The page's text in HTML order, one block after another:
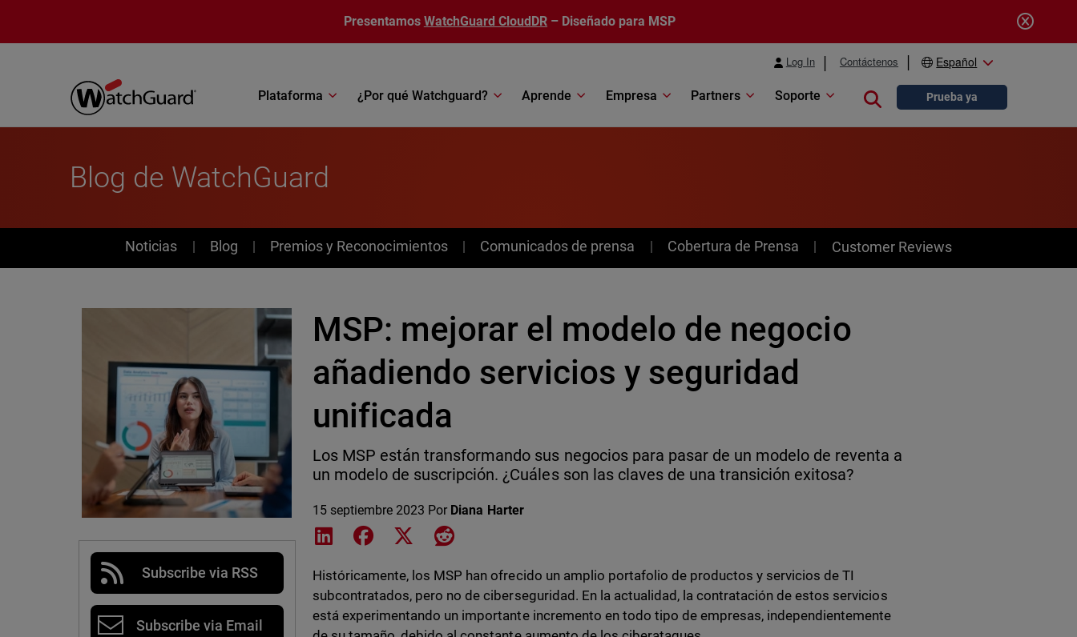
Presentamos WatchGuard CloudDR – Diseñado para MSP
Log In Contáctenos Español
Plataforma ¿Por qué Watchguard? Aprende Empresa Partners Soporte Close searchPrueba ya
Blog de WatchGuard
News
Noticias Blog Premios y Reconocimientos Comunicados de prensa Cobertura de Prensa Customer Reviews
Subscribe via RSS
Subscribe via Email
MSP: mejorar el modelo de negocio
añadiendo servicios y seguridad
unificada
Los MSP están transformando sus negocios para pasar de un modelo de reventa a
un modelo de suscripción. ¿Cuáles son las claves de una transición exitosa?
15 septiembre 2023 Por Diana Harter
Share on LinkedIn
Share on Facebook
Share on XShare on Reddit
Históricamente, los MSP han ofrecido un amplio portafolio de productos y servicios de TI
subcontratados, pero no de ciberseguridad. En la actualidad, la contratación de estos servicios
está experimentando un importante incremento en todo tipo de empresas, independientemente